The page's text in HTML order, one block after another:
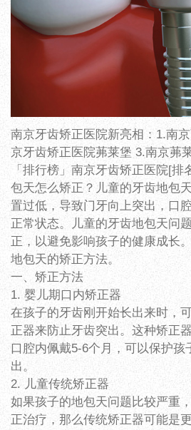
南京牙齿矫正医院新亮相：1.南
京牙齿矫正医院茀莱堡 3.南京茀
「排行榜」南京牙齿矫正医院[
包天怎么矫正？儿童的牙齿地包
置过低，导致门牙向上突出，口
正常状态。儿童的牙齿地包天问
正，以避免影响孩子的健康成长
地包天的矫正方法。
一、矫正方法
1. 婴儿期口内矫正器
在孩子的牙齿刚开始长出来时，
正器来防止牙齿突出。这种矫正
口腔内佩戴5-6个月，可以保护孩
出。
2. 儿童传统矫正器
如果孩子的地包天问题比较严重
正治疗，那么传统矫正器可能是